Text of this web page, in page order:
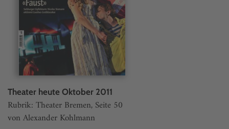
Theater heute Oktober 2011
Rubrik: Theater Bremen, Seite 50
von Alexander Kohlmann